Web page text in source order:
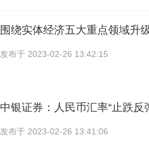
围绕实体经济五大重点领域升
发布于 2023-02-26 13:42:15
中银证券：人民币汇率“止跌反
发布于 2023-02-26 13:41:06